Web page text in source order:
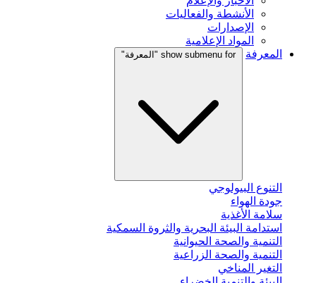
الأنشطة والفعاليات
الإصدارات
المواد الإعلامية
المعرفة
show submenu for "المعرفة"
التنوع البيولوجي
جودة الهواء
سلامة الأغذية
استدامة البيئة البحرية والثروة السمكية
التنمية والصحة الحيوانية
التنمية والصحة الزراعية
التغير المناخي